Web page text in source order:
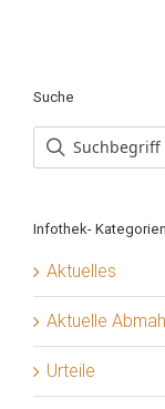
Suche
Infothek- Kategorien
Aktuelles
Aktuelle
Urteile